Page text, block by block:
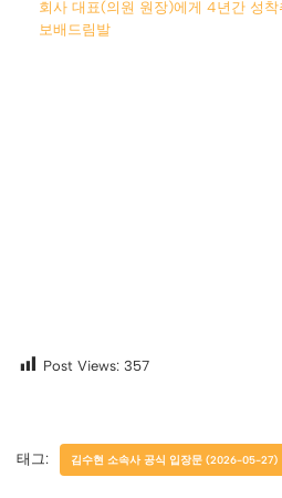
회사 대표(의원 원장)에게 4년간 성
보배드림발
Post Views: 357
태그: 김수현 소속사 공식 입장문 (2026-05-27)